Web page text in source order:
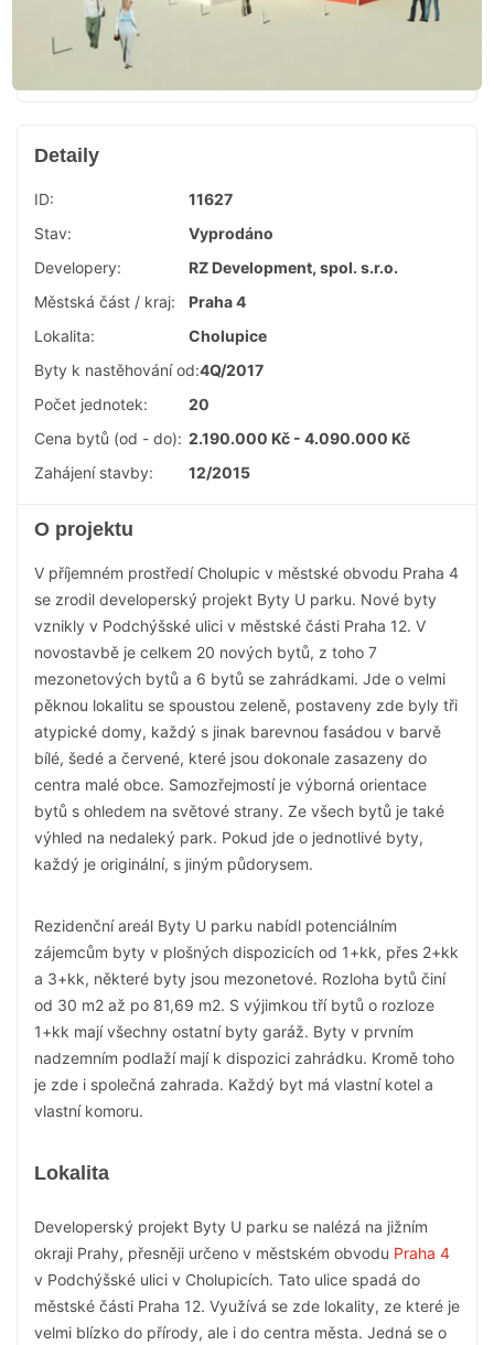
Detaily
ID:
11627
Stav:
Vyprodáno
Developery:
RZ Development, spol. s.r.o.
Městská část / kraj:
Praha 4
Lokalita:
Cholupice
Byty k nastěhování od:4Q/2017
Počet jednotek:
20
Cena bytů (od - do): 2.190.000 Kč - 4.090.000 Kč
Zahájení stavby:
12/2015
O projektu
V příjemném prostředí Cholupic v městské obvodu Praha 4
se zrodil developerský projekt Byty U parku. Nové byty
vznikly v Podchýšské ulici v městské části Praha 12. V
novostavbě je celkem 20 nových bytů, z toho 7
mezonetových bytů a 6 bytů se zahrádkami. Jde o velmi
pěknou lokalitu se spoustou zeleně, postaveny zde byly tři
atypické domy, každý s jinak barevnou fasádou v barvě
bílé, šedé a červené, které jsou dokonale zasazeny do
centra malé obce. Samozřejmostí je výborná orientace
bytů s ohledem na světové strany. Ze všech bytů je také
výhled na nedaleký park. Pokud jde o jednotlivé byty,
každý je originální, s jiným půdorysem.
Rezidenční areál Byty U parku nabídl potenciálním
zájemcům byty v plošných dispozicích od 1+kk, přes 2+kk
a 3+kk, některé byty jsou mezonetové. Rozloha bytů činí
od 30 m2 až po 81,69 m2. S výjimkou tří bytů o rozloze
1+kk mají všechny ostatní byty garáž. Byty v prvním
nadzemním podlaží mají k dispozici zahrádku. Kromě toho
je zde i společná zahrada. Každý byt má vlastní kotel a
vlastní komoru.
Lokalita
Developerský projekt Byty U parku se nalézá na jižním
okraji Prahy, přesněji určeno v městském obvodu Praha 4
v Podchýšské ulici v Cholupicích. Tato ulice spadá do
městské části Praha 12. Využívá se zde lokality, ze které je
velmi blízko do přírody, ale i do centra města. Jedná se o